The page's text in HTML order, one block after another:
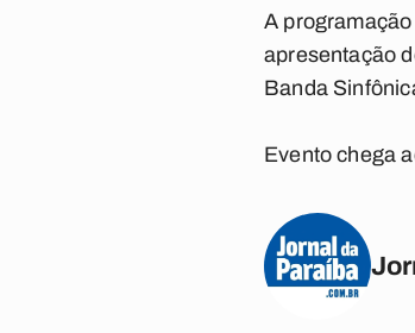
A
apresentação
Banda
Evento chega